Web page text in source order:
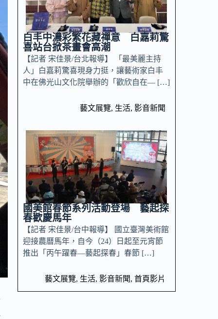
白丰中濃彩繁花藏禪意 白嘉莉驚
喜站台掀茶畫會高潮
【記者 宋佳景/台北報導】 「最美麗主持
人」白嘉莉驚喜現身力挺，讓藝術家白丰
中在佛光山文化院舉辦的「歡欣自在— […]
藝文展覽, 生活, 影音新聞
國美館春節系列活動登場 藝起探
春歡慶馬年
【記者 宋佳景/台中報導】 國立臺灣美術館
迎接農曆馬年，自今（24）日起至元宵節
推出「丙午躍春—藝起探春」春節 […]
藝文展覽, 生活, 影音新聞, 首頁影片